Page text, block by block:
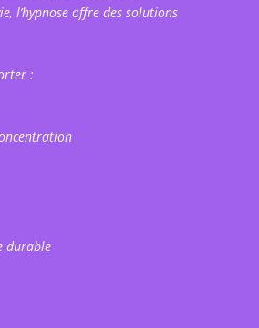
l’hypnose offre des solutions
:
durable